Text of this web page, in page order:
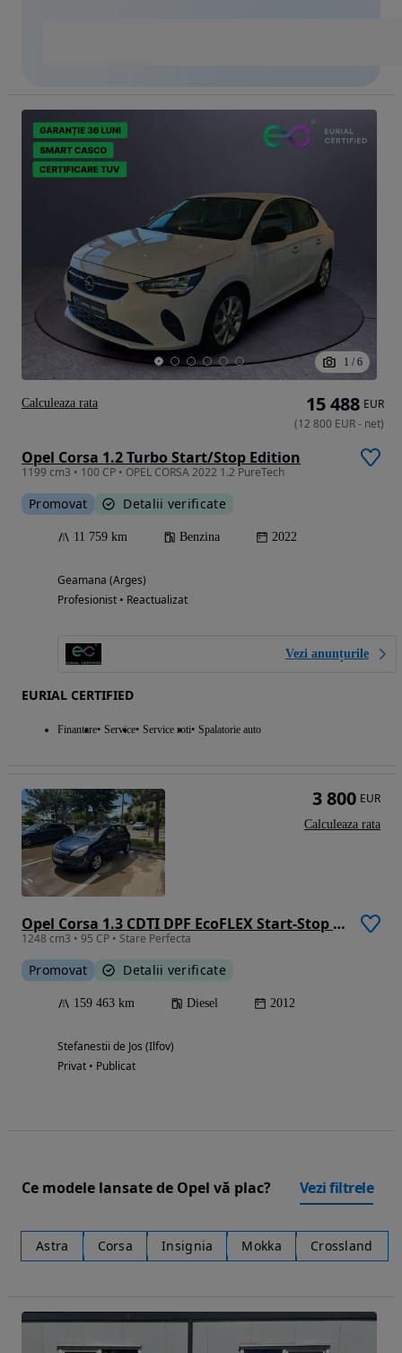
1 / 6
Opel Corsa 1.2 Turbo Start/Stop Edition
1199 cm3 • 100 CP • OPEL CORSA 2022 1.2 PureTech
Promovat Detalii verificate
11 759 km Benzina 2022
Geamana (Arges)
Profesionist • Reactualizat
Vezi anunțurile
EURIAL CERTIFIED
Finantare Service Service roti Spalatorie auto
15 488 EUR
(12 800 EUR- net)
Calculeaza rata
Opel Corsa 1.3 CDTI DPF EcoFLEX Start-Stop Navi
1248 cm3 • 95 CP • Stare Perfecta
Promovat Detalii verificate
159 463 km Diesel 2012
Stefanestii de Jos (Ilfov)
Privat • Publicat
3 800 EUR
Calculeaza rata
Ce modele lansate de Opel vă plac? Vezi filtrele
Astra Corsa Insignia Mokka Crossland